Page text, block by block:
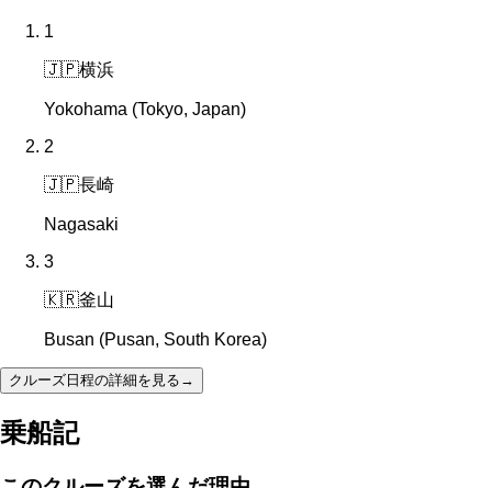
1
🇯🇵横浜
Yokohama (Tokyo, Japan)
2
🇯🇵長崎
Nagasaki
3
🇰🇷釜山
Busan (Pusan, South Korea)
クルーズ日程の詳細を見る →
乗船記